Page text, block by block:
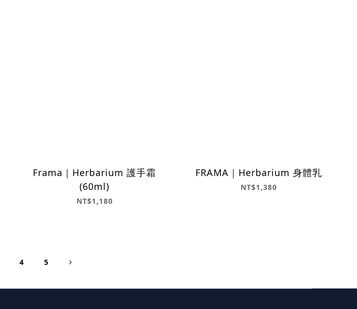
Frama｜Herbarium 護手霜
(60ml)
NT$1,180
FRAMA｜Herbarium 身體乳
NT$1,380
4 5